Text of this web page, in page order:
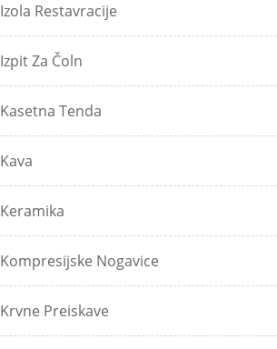
Izola Restavracije
Izpit Za Čoln
Kasetna Tenda
Kava
Keramika
Kompresijske Nogavice
Krvne Preiskave